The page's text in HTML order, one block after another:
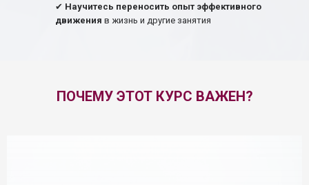
✔ Научитесь переносить опыт эффективного
движения в жизнь и другие занятия
ПОЧЕМУ ЭТОТ КУРС ВАЖЕН?